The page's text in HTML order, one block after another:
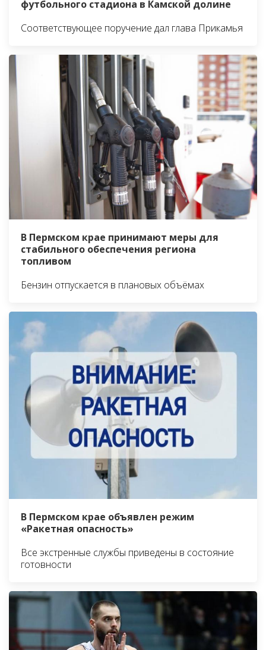
футбольного стадиона в Камской долине
Соответствующее поручение дал глава Прикамья
В Пермском крае принимают меры для
стабильного обеспечения региона
топливом
Бензин отпускается в плановых объёмах
В Пермском крае объявлен режим
«Ракетная опасность»
Все экстренные службы приведены в состояние
готовности